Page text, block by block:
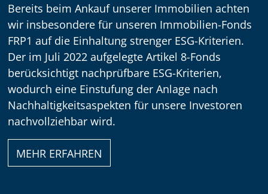
Bereits beim Ankauf unserer Immobilien achten
wir insbesondere für unseren Immobilien-Fonds
FRP1 auf die Einhaltung strenger ESG-Kriterien.
Der im Juli 2022 aufgelegte Artikel 8-Fonds
berücksichtigt nachprüfbare ESG-Kriterien,
wodurch eine Einstufung der Anlage nach
Nachhaltigkeitsaspekten für unsere Investoren
nachvollziehbar wird.
MEHR ERFAHREN